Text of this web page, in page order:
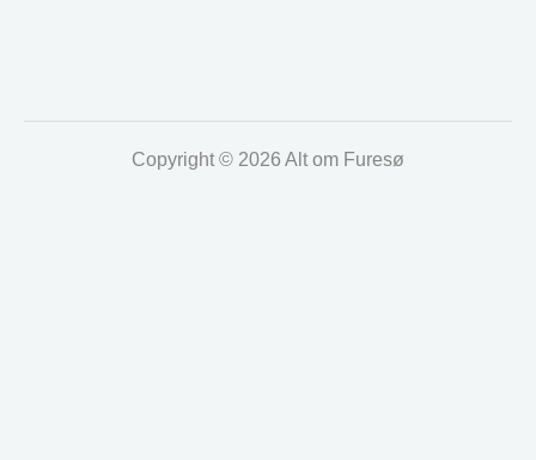
Copyright © 2026 Alt om Furesø